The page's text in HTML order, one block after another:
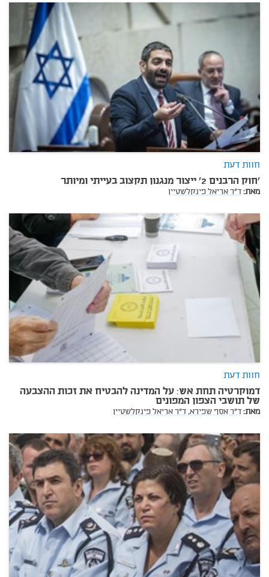
חוות דעת
'חוק הרבנים 2' ייצור מנגנון תקצוב בעייתי ומיותר
מאת:ד"ר אריאל פינקלשטיין
חוות דעת
דמוקרטיה תחת אש: על המדינה להבטיח את זכות ההצבעה
של תושבי הצפון המפונים
מאת:ד"ר אסף שפירא, ד"ר אריאל פינקלשטיין